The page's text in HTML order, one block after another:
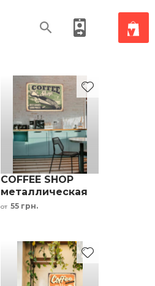
COFFEE SHOP
металлическая
вывеска для
от 55 грн.